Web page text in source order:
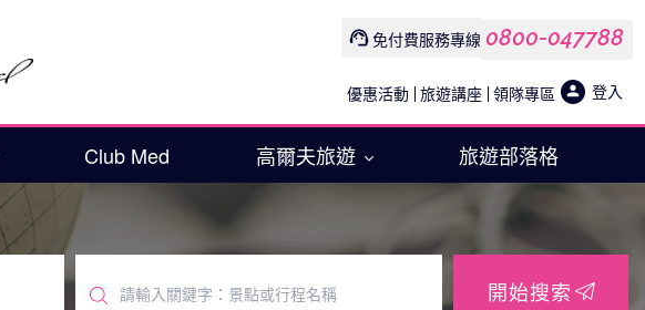
免付費服務專線 0800-047788
優惠活動 旅遊講座 領隊專區 登入
Club Med 高爾夫旅遊 旅遊部落格
開始搜索